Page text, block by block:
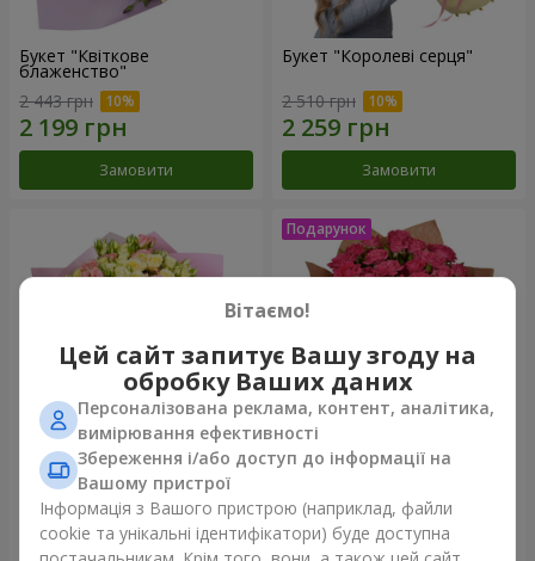
Букет "Квіткове
блаженство"
2 443 грн
Замовити
Букет "Королеві серця"
2 510 грн
Замовити
Мікс "Планета троянд" із 51
кущової троянди
6 469 грн
Букет "Чарівність" з
2 624 грн
Вітаємо!
Цей сайт запитує Вашу згоду на
обробку Ваших даних
Персоналізована реклама, контент, аналітика,
вимірювання ефективності
Збереження і/або доступ до інформації на
Вашому пристрої
Інформація з Вашого пристрою (наприклад, файли
cookie та унікальні ідентифікатори) буде доступна